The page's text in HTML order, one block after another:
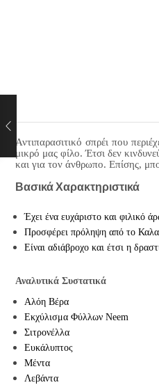
Αντιπαρασιτικό σπρέι που
μικρό μας φίλο. Έτσι δεν
και για τον άνθρωπο. Επίσης,
Βασικά Χαρακτηριστικά
Έχει ένα ευχάριστο και φιλικό
Προσφέρει πρόληψη από το
Είναι αδιάβροχο και έτσι η
Αναλυτικά Συστατικά
Αλόη Βέρα
Εκχύλισμα Φύλλων Neem
Σιτρονέλλα
Ευκάλυπτος
Μέντα
Λεβάντα